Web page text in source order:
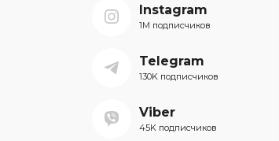
Instagram
1M подписчиков
Telegram
130K подписчиков
Viber
45K подписчиков